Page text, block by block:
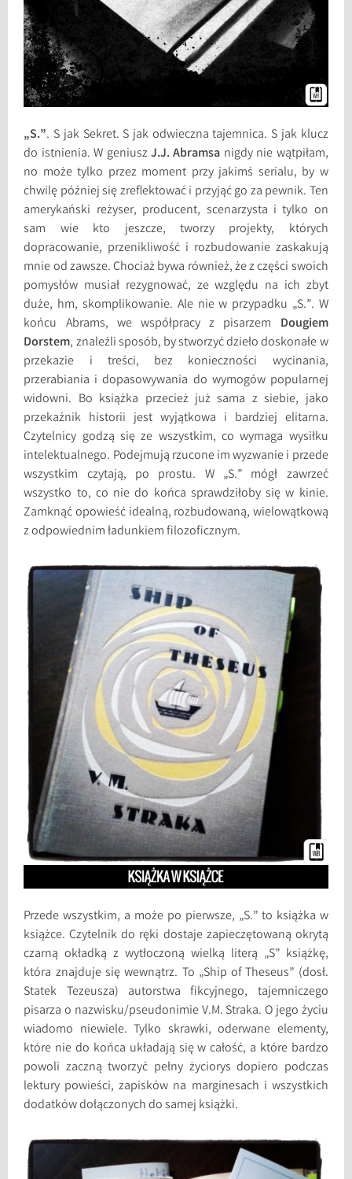
„S.”. S jak Sekret. S jak odwieczna tajemnica. S jak klucz
do istnienia. W geniuszJ.J. Abramsa nigdy nie wątpiłam,
no może tylko przez moment przy jakimś serialu, by w
chwilę później się zreflektować i przyjąć go za pewnik. Ten
amerykański reżyser, producent, scenarzysta i tylko on
sam wie kto jeszcze, tworzy projekty, których
dopracowanie, przenikliwość i rozbudowanie zaskakują
mnie od zawsze. Chociaż bywa również, że z części swoich
pomysłów musiał rezygnować, ze względu na ich zbyt
duże, hm, skomplikowanie. Ale nie w przypadku „S.”. W
końcu Abrams, we współpracy z pisarzem Dougiem
Dorstem, znaleźli sposób, by stworzyć dzieło doskonałe w
przekazie i treści, bez konieczności wycinania,
przerabiania i dopasowywania do wymogów popularnej
widowni. Bo książka przecież już sama z siebie, jako
przekaźnik historii jest wyjątkowa i bardziej elitarna.
Czytelnicy godzą się ze wszystkim, co wymaga wysiłku
intelektualnego. Podejmują rzucone im wyzwanie i przede
wszystkim czytają, po prostu. W „S.” mógł zawrzeć
wszystko to, co nie do końca sprawdziłoby się w kinie.
Zamknąć opowieść idealną, rozbudowaną, wielowątkową
z odpowiednim ładunkiem filozoficznym.
Przede wszystkim, a może po pierwsze, „S.” to książka w
książce. Czytelnik do ręki dostaje zapieczętowaną okrytą
czarną okładką z wytłoczoną wielką literą „S” książkę,
która znajduje się wewnątrz. To „Ship of Theseus” (dosł.
Statek Tezeusza) autorstwa fikcyjnego, tajemniczego
pisarza o nazwisku/pseudonimie V.M. Straka. O jego życiu
wiadomo niewiele. Tylko skrawki, oderwane elementy,
które nie do końca układają się w całość, a które bardzo
powoli zaczną tworzyć pełny życiorys dopiero podczas
lektury powieści, zapisków na marginesach i wszystkich
dodatków dołączonych do samej książki.